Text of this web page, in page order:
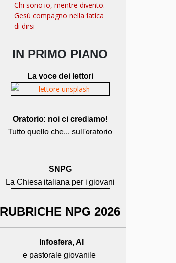
Chi sono io, mentre divento.
Gesù compagno nella fatica
di dirsi
IN PRIMO PIANO
La voce dei lettori
Oratorio: noi ci crediamo!
Tutto quello che... sull'oratorio
SNPG
La Chiesa italiana per i giovani
RUBRICHE NPG 2026
Infosfera, AI
e pastorale giovanile